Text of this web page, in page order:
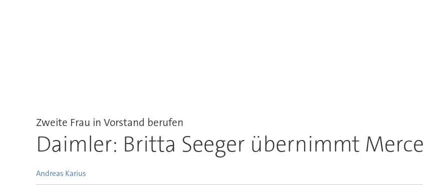
Zweite Frau in Vorstand berufen
Daimler: Britta Seeger übernimmt
Andreas Karius